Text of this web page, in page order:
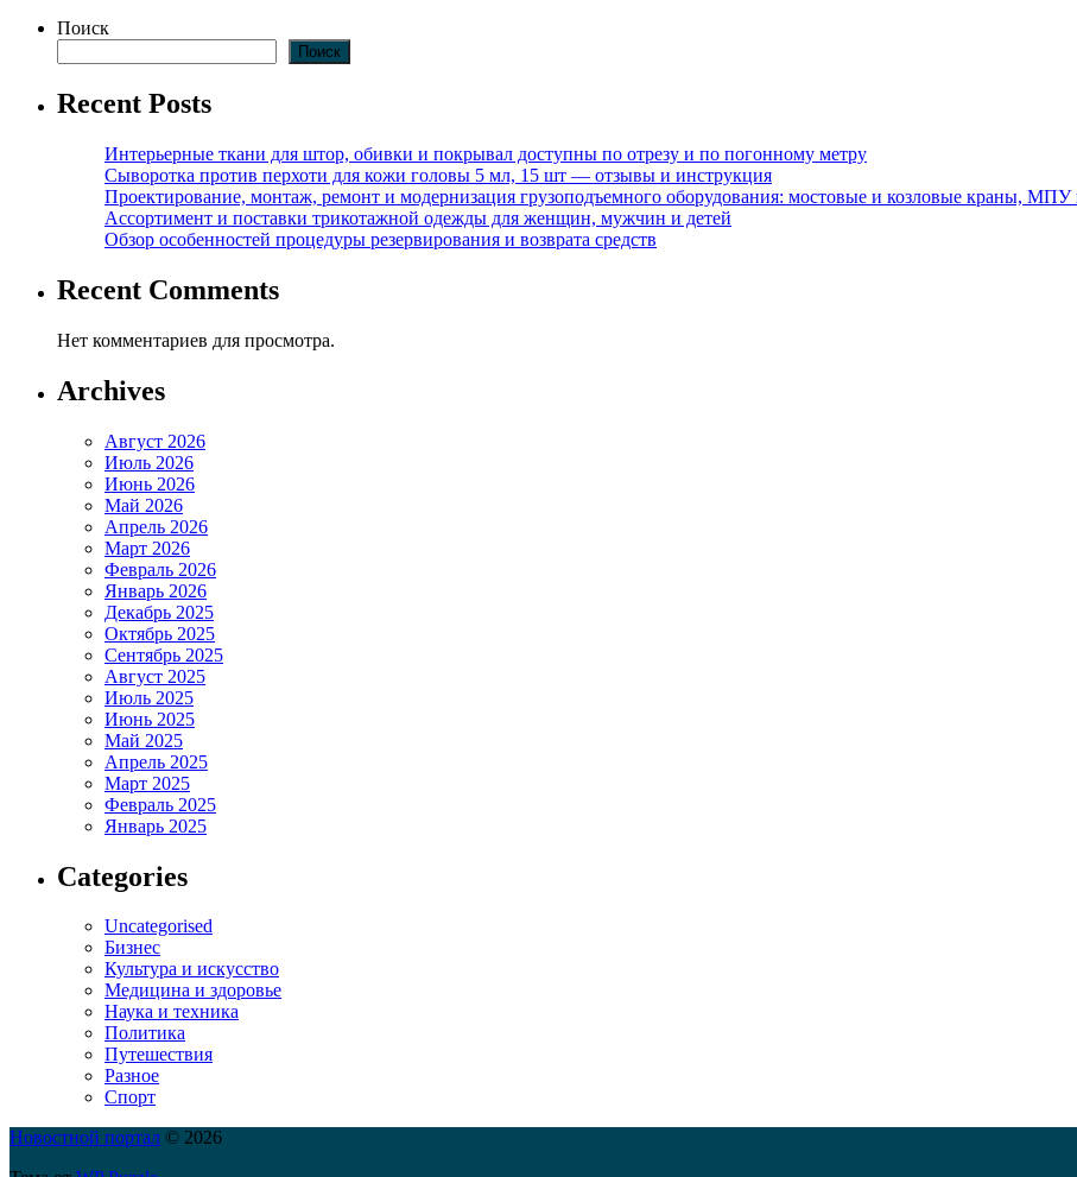
Поиск
Поиск
Recent Posts
Интерьерные ткани для штор, обивки и покрывал доступны по отрезу и по погонному метру
Сыворотка против перхоти для кожи головы 5 мл, 15 шт — отзывы и инструкция
Проектирование, монтаж, ремонт и модернизация грузоподъемного оборудования: мостовые и козловые краны, МПУ
Ассортимент и поставки трикотажной одежды для женщин, мужчин и детей
Обзор особенностей процедуры резервирования и возврата средств
Recent Comments
Нет комментариев для просмотра.
Archives
Август 2026
Июль 2026
Июнь 2026
Май 2026
Апрель 2026
Март 2026
Февраль 2026
Январь 2026
Декабрь 2025
Октябрь 2025
Сентябрь 2025
Август 2025
Июль 2025
Июнь 2025
Май 2025
Апрель 2025
Март 2025
Февраль 2025
Январь 2025
Categories
Uncategorised
Бизнес
Культура и искусство
Медицина и здоровье
Наука и техника
Политика
Путешествия
Разное
Спорт
Новостной портал © 2026